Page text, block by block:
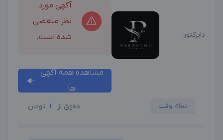
دایرکتور
آگهی مورد
نظر منقضی
شده است.
مشاهده همه آگهی
ها
تمام وقت حقوق از 1 تومان